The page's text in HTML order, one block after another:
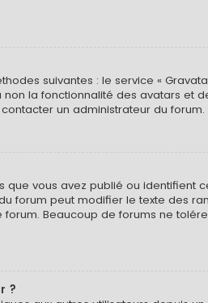
suivantes : le service «
non la fonctionnalité des avatars et
un administrateur du forum.
que vous avez publié ou identifient
forum peut modifier le texte des
Beaucoup de forums ne
?